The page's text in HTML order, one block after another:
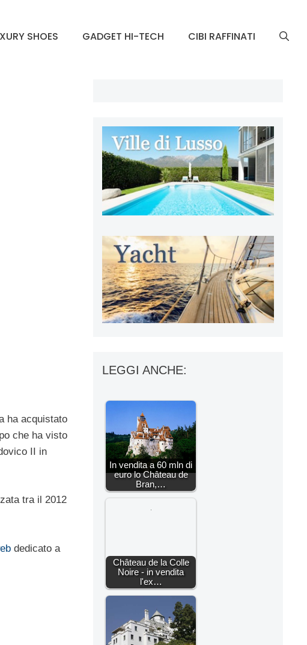
SHOES GADGET HI-TECH CIBI RAFFINATI
ha acquistato
che ha visto
II in
tra il 2012
dedicato a
LEGGI ANCHE:
In vendita a 60 mln di
euro lo Château de
Bran,…
Château de la Colle
Noire - in vendita
l'ex…